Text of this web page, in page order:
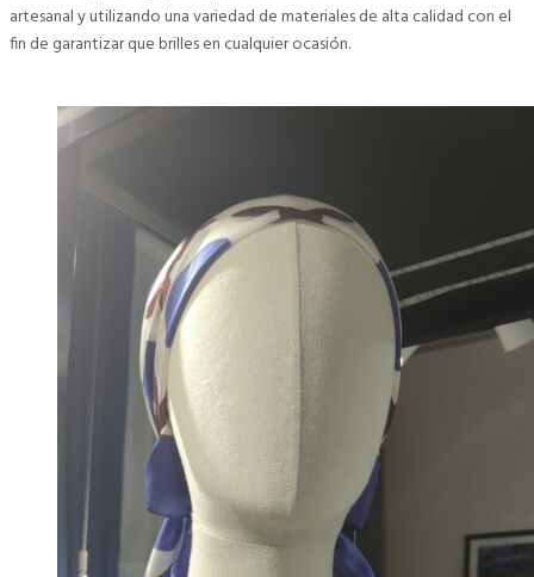
artesanal y utilizando una variedad de materiales de alta calidad con el
fin de garantizar que brilles en cualquier ocasión.